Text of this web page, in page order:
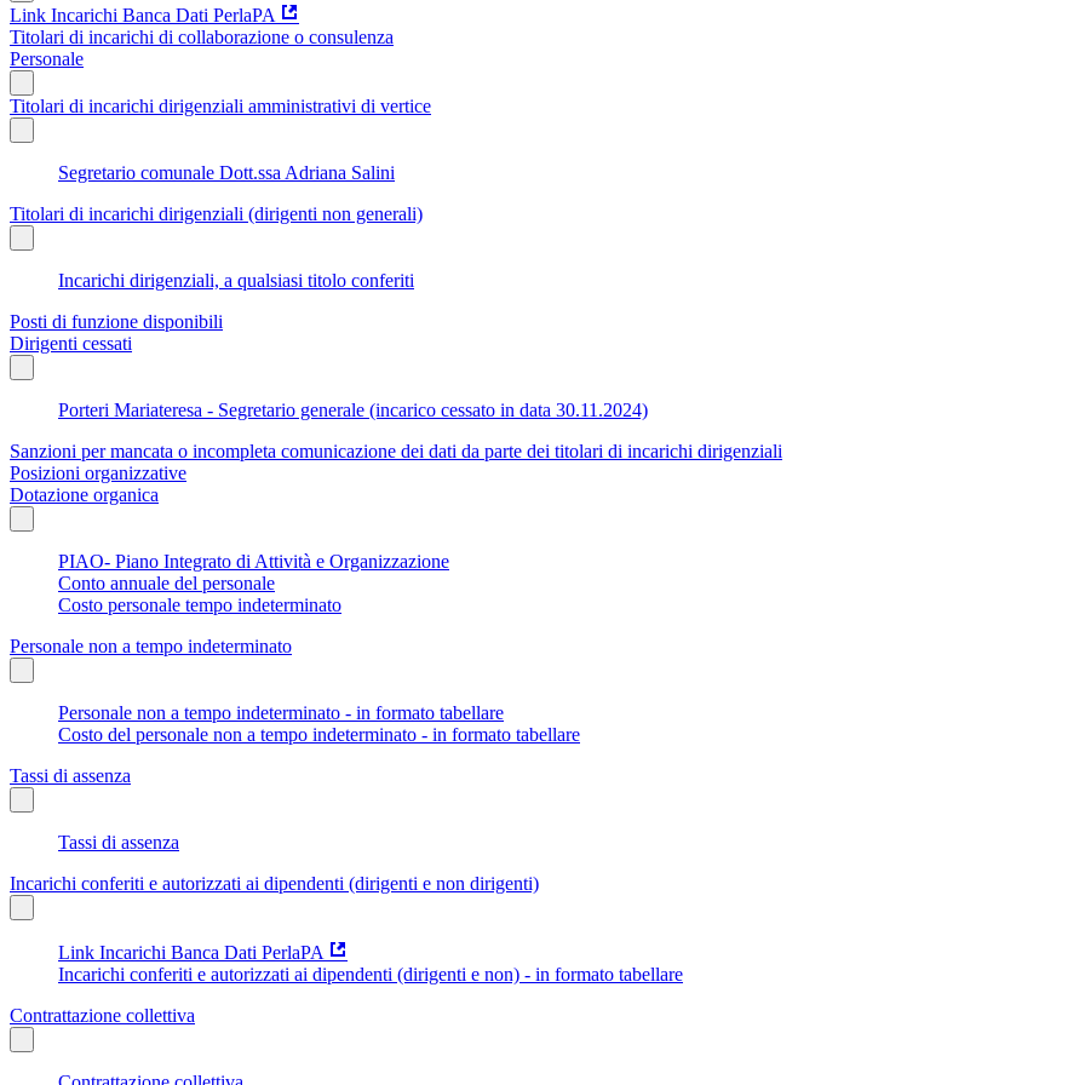
Link Incarichi Banca Dati PerlaPA
Titolari di incarichi di collaborazione o consulenza
Personale
Titolari di incarichi dirigenziali amministrativi di vertice
Segretario comunale Dott.ssa Adriana Salini
Titolari di incarichi dirigenziali (dirigenti non generali)
Incarichi dirigenziali, a qualsiasi titolo conferiti
Posti di funzione disponibili
Dirigenti cessati
Porteri Mariateresa - Segretario generale (incarico cessato in data 30.11.2024)
Sanzioni per mancata o incompleta comunicazione dei dati da parte dei titolari di incarichi dirigenziali
Posizioni organizzative
Dotazione organica
PIAO- Piano Integrato di Attività e Organizzazione
Conto annuale del personale
Costo personale tempo indeterminato
Personale non a tempo indeterminato
Personale non a tempo indeterminato - in formato tabellare
Costo del personale non a tempo indeterminato - in formato tabellare
Tassi di assenza
Tassi di assenza
Incarichi conferiti e autorizzati ai dipendenti (dirigenti e non dirigenti)
Link Incarichi Banca Dati PerlaPA
Incarichi conferiti e autorizzati ai dipendenti (dirigenti e non) - in formato tabellare
Contrattazione collettiva